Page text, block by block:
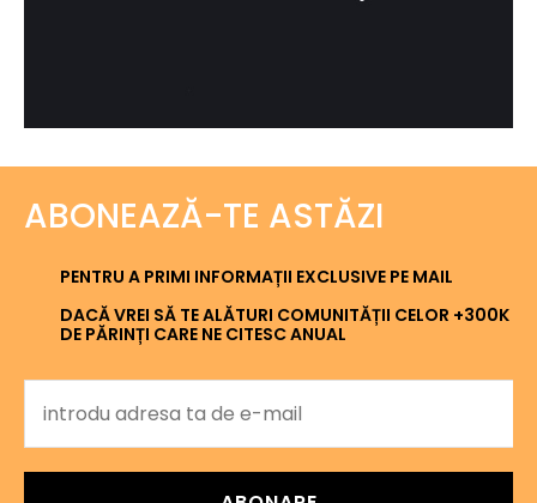
ABONEAZĂ-TE ASTĂZI
PENTRU A PRIMI INFORMAȚII EXCLUSIVE PE MAIL
DACĂ VREI SĂ TE ALĂTURI COMUNITĂȚII CELOR +300K
DE PĂRINȚI CARE NE CITESC ANUAL